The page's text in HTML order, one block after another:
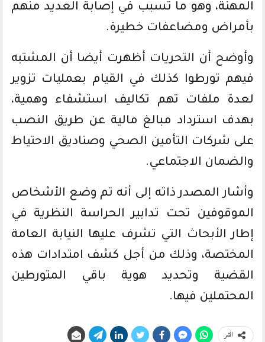
المهنة، وهو ما تسبب في إصابة العديد منهم
بأمراض ومضاعفات خطيرة.
وأوضح أن التحريات أظهرت أيضا أن المشتبه
فيهم تورطوا كذلك في القيام بعمليات تزوير
لعدة ملفات تهم تكاليف استشفاء وهمية،
بهدف استرداد مبالغ مالية عن طريق النصب
على شركات التأمين الصحي وصناديق الاحتياط
والضمان الاجتماعي.
وأشار المصدر ذاته إلى أنه تم وضع الأشخاص
الموقوفين تحت تدابير الحراسة النظرية في
إطار الأبحاث التي تشرف عليها النيابة العامة
المختصة، وذلك من أجل كشف امتدادات هذه
القضية وتحديد هوية باقي المتورطين
المحتملين فيها.
انشر